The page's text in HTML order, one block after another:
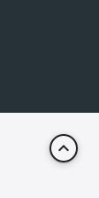
keyboard_arrow_up